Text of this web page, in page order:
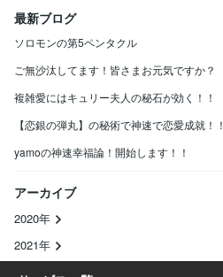
最新ブログ
ソロモンの第5ペンタクル
ご無沙汰してます！皆さまお元気ですか？
複雑愛にはキュリー夫人の秘石が効く！！
【恋銀の弾丸】の秘術で神速で恋愛成就！！
yamoの神速幸福論！開始します！！
アーカイブ
2020年
2021年